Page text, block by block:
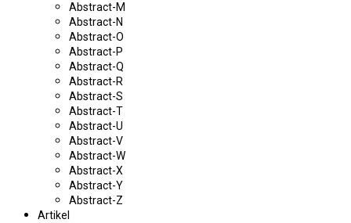
Abstract-M
Abstract-N
Abstract-O
Abstract-P
Abstract-Q
Abstract-R
Abstract-S
Abstract-T
Abstract-U
Abstract-V
Abstract-W
Abstract-X
Abstract-Y
Abstract-Z
Artikel